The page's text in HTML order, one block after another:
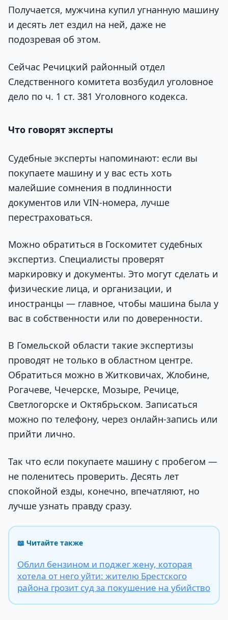
Получается, мужчина купил угнанную машину
и десять лет ездил на ней, даже не
подозревая об этом.
Сейчас Речицкий районный отдел
Следственного комитета возбудил уголовное
дело по ч. 1 ст. 381 Уголовного кодекса.
Что говорят эксперты
Судебные эксперты напоминают: если вы
покупаете машину и у вас есть хоть
малейшие сомнения в подлинности
документов или VIN-номера, лучше
перестраховаться.
Можно обратиться в Госкомитет судебных
экспертиз. Специалисты проверят
маркировку и документы. Это могут сделать и
физические лица, и организации, и
иностранцы — главное, чтобы машина была у
вас в собственности или по доверенности.
В Гомельской области такие экспертизы
проводят не только в областном центре.
Обратиться можно в Житковичах, Жлобине,
Рогачеве, Чечерске, Мозыре, Речице,
Светлогорске и Октябрьском. Записаться
можно по телефону, через онлайн-запись или
прийти лично.
Так что если покупаете машину с пробегом —
не поленитесь проверить. Десять лет
спокойной езды, конечно, впечатляют, но
лучше узнать правду сразу.
📖 Читайте также
Облил бензином и поджег жену, которая
хотела от него уйти: жителю Брестского
района грозит суд за покушение на убийство